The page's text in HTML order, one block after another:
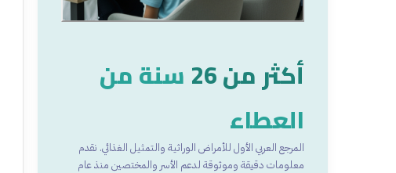
أكثر من 26
سنة من
العطاء
المرجع العربي الأول للأمراض الوراثية والتمثيل الغذائي. نقدم
معلومات دقيقة وموثوقة لدعم الأسر والمختصين منذ عام